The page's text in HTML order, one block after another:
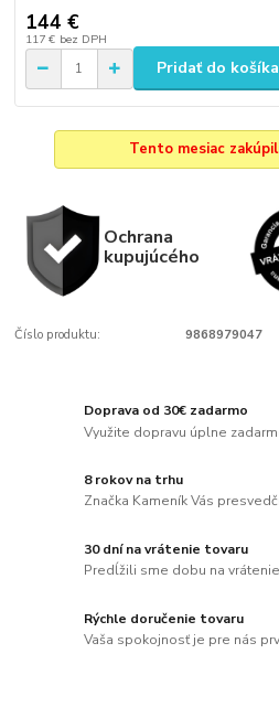
144 €
117 € bez DPH
Pridať do košíka
Tento mesiac
Ochrana
kupujúcého
Číslo produktu: 9868979047
Doprava od 30€ zadarmo
Využite dopravu úplne
8 rokov na trhu
Značka Kameník Vás
30 dní na vrátenie tovaru
Predĺžili sme dobu na
Rýchle doručenie tovaru
Vaša spokojnosť je pre nás